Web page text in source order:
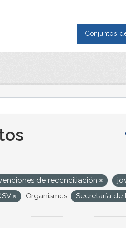
Conjuntos
de reconciliación
Organismos: Secretaría de